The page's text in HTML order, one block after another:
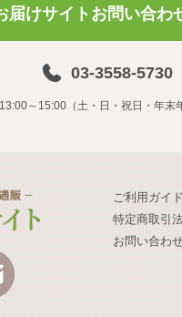
届けサイトお問い合わ
03-3558-5730
～15:00（土・日・祝日・年末
ご利用ガイ
特定商取引
お問い合わ